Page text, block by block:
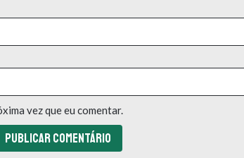
vez que eu comentar.